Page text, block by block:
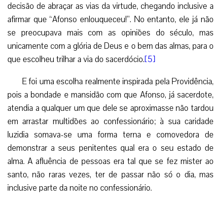
decisão de abraçar as vias da virtude, chegando inclusive a
afirmar que “Afonso enlouqueceu!”. No entanto, ele já não
se preocupava mais com as opiniões do século, mas
unicamente com a glória de Deus e o bem das almas, para o
que escolheu trilhar a via do sacerdócio.[5]
E foi uma escolha realmente inspirada pela Providência,
pois a bondade e mansidão com que Afonso, já sacerdote,
atendia a qualquer um que dele se aproximasse não tardou
em arrastar multidões ao confessionário; à sua caridade
luzidia somava-se uma forma terna e comovedora de
demonstrar a seus penitentes qual era o seu estado de
alma. A afluência de pessoas era tal que se fez mister ao
santo, não raras vezes, ter de passar não só o dia, mas
inclusive parte da noite no confessionário.